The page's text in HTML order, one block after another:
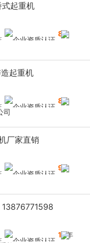
起重机
8年
起重机
8年
司
厂家直销
9年
14年